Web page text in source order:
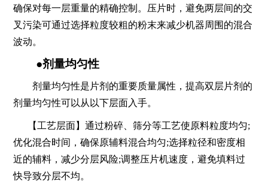
确保对每一层重量的精确控制。压片时，避免两层间的交
叉污染可通过选择粒度较粗的粉末来减少机器周围的混合
波动。
●剂量均匀性
剂量均匀性是片剂的重要质量属性，提高双层片剂的
剂量均匀性可以从以下层面入手。
【工艺层面】通过粉碎、筛分等工艺使原料粒度均匀;
优化混合时间，确保原辅料混合均匀;选择粒径和密度相
近的辅料，减少分层风险;调整压片机速度，避免填料过
快导致分层不均。